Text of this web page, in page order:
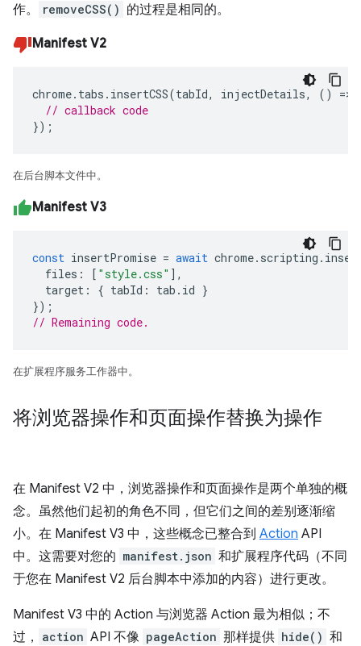
作。
removeCSS() 的过程是相同的。
Manifest V2
chrome. tabs . insertCSS(tabId, injectDetails, () =>
// callback code
});
在后台脚本文件中。
Manifest V3
const insertPromise = await chrome. scripting .
files : [ "style.css" ],
target : { tabId : tab . id }
});
// Remaining code.
在扩展程序服务工作器中。
将浏览器操作和页面操作替换为操作
在 Manifest V2 中，浏览器操作和页面操作是两个单独的概
念。虽然他们起初的角色不同，但它们之间的差别逐渐缩
小。在 Manifest V3 中，这些概念已整合到 Action API
中。这需要对您的 manifest.json 和扩展程序代码（不同
于您在 Manifest V2 后台脚本中添加的内容）进行更改。
Manifest V3 中的 Action 与浏览器 Action 最为相似；不
过，
action API 不像 pageAction 那样提供 hide() 和